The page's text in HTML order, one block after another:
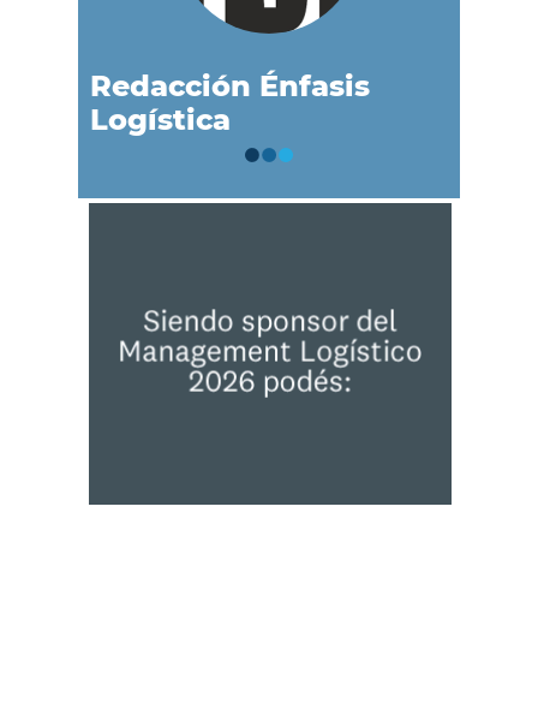
Redacción Énfasis
Logística